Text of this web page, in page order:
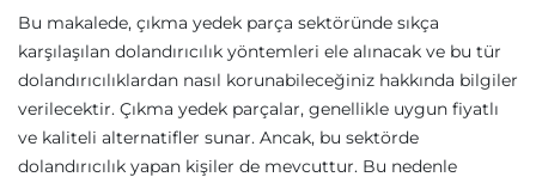
Bu makalede, çıkma yedek parça sektöründe sıkça
karşılaşılan dolandırıcılık yöntemleri ele alınacak ve bu tür
dolandırıcılıklardan nasıl korunabileceğiniz hakkında bilgiler
verilecektir. Çıkma yedek parçalar, genellikle uygun fiyatlı
ve kaliteli alternatifler sunar. Ancak, bu sektörde
dolandırıcılık yapan kişiler de mevcuttur. Bu nedenle